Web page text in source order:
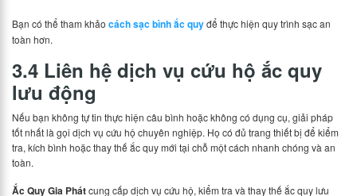
Bạn có thể tham khảo cách sạc bình ắc quyđể thực hiện quy trình sạc an
toàn hơn.
3.4 Liên hệ dịch vụ cứu hộ ắc quy
lưu động
Nếu bạn không tự tin thực hiện câu bình hoặc không có dụng cụ, giải pháp
tốt nhất là gọi dịch vụ cứu hộ chuyên nghiệp. Họ có đủ trang thiết bị để kiểm
tra, kích bình hoặc thay thế ắc quy mới tại chỗ một cách nhanh chóng và an
toàn.
Ắc Quy Gia Phátcung cấp dịch vụ cứu hộ, kiểm tra và thay thế ắc quy lưu